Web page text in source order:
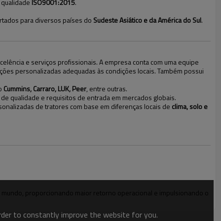
ISO9001:2015.
para diversos países do Sudeste Asiático e da América do Sul.
e serviços profissionais. A empresa conta com uma equipe
personalizadas adequadas às condições locais. Também possui
Cummins, Carraro, LUK, Peer, entre outras.
qualidade e requisitos de entrada em mercados globais.
de tratores com base em diferenças locais de clima, solo e
proporcionando maior retorno operacional e impulsionando o
to constantly improve the website for you.